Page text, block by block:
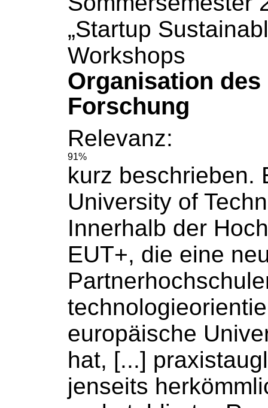
„Startup
Workshops
Organisation
Forschung
Relevanz:
91%
kurz beschrieben.
University of
Innerhalb der
EUT+, die eine
europäische
hat, [...]
jenseits